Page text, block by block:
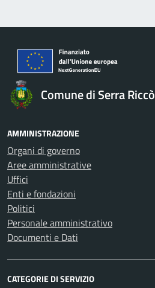
Comune di Serra Riccò
AMMINISTRAZIONE
Organi di governo
Aree amministrative
Uffici
Enti e fondazioni
Politici
Personale amministrativo
Documenti e Dati
CATEGORIE DI SERVIZIO